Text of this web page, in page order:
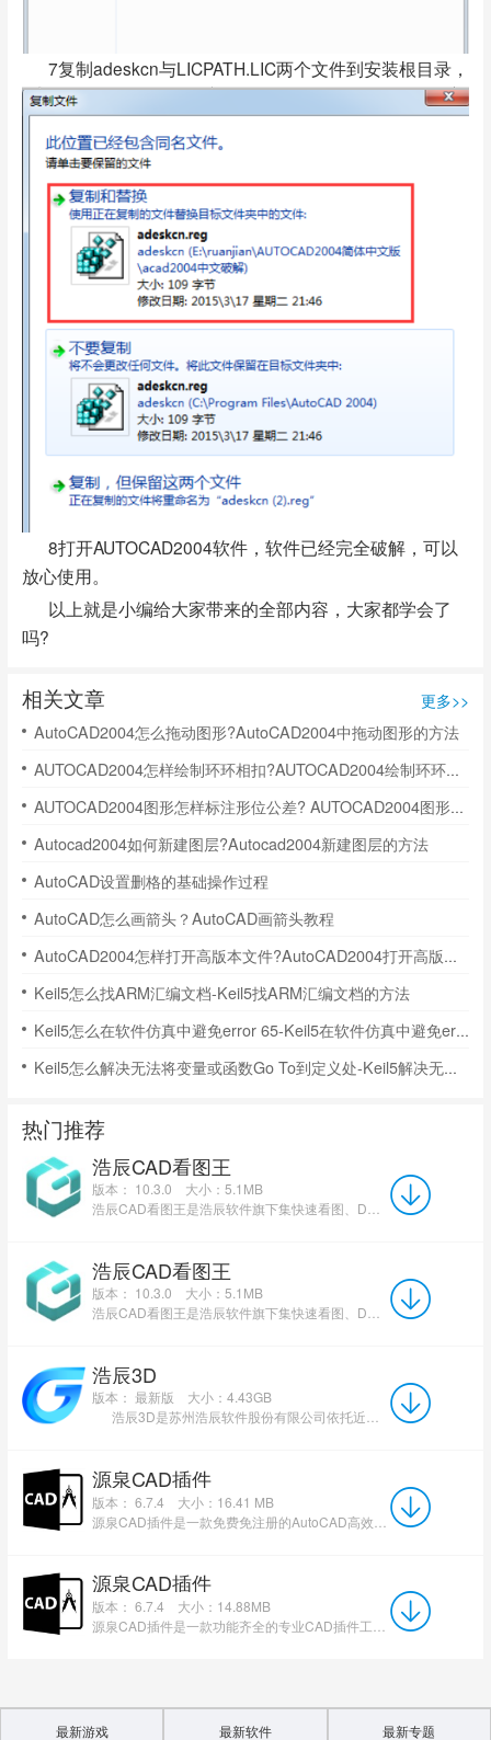
7复制adeskcn与LICPATH.LIC两个文件到安装根目录，
8打开AUTOCAD2004软件，软件已经完全破解，可以
放心使用。
以上就是小编给大家带来的全部内容，大家都学会了
吗?
相关文章
更多>>
AutoCAD2004怎么拖动图形?AutoCAD2004中拖动图形的方法
AUTOCAD2004怎样绘制环环相扣?AUTOCAD2004绘制环环相扣彩环的方法
AUTOCAD2004图形怎样标注形位公差? AUTOCAD2004图形形位公差标注的操作方法
Autocad2004如何新建图层?Autocad2004新建图层的方法
AutoCAD设置删格的基础操作过程
AutoCAD怎么画箭头？AutoCAD画箭头教程
AutoCAD2004怎样打开高版本文件?AutoCAD2004打开高版本文件的教程
Keil5怎么找ARM汇编文档-Keil5找ARM汇编文档的方法
Keil5怎么在软件仿真中避免error 65-Keil5在软件仿真中避免error 65的方法
Keil5怎么解决无法将变量或函数Go To到定义处-Keil5解决无法将变量或函数Go To到定义处的方法
热门推荐
浩辰CAD看图王
版本： 10.3.0
大小：5.1MB
浩辰CAD看图王
版本： 10.3.0
大小：5.1MB
浩辰3D
版本： 最新版
大小：4.43GB
浩辰3D是苏州浩辰软件股份有限公司依托近三十年制造业服务经验与核心技术积累，结合国际领先技...
源泉CAD插件
版本： 6.7.4
大小：16.41 MB
源泉CAD插件
版本： 6.7.4
大小：14.88MB
最新游戏 最新软件 最新专题